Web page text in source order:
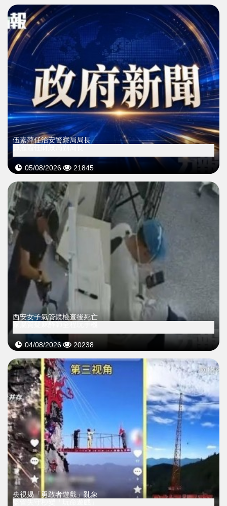
伍素萍任治安警察局局長
05/08/2026 21845
西安女子氣管鏡檢查後死亡
04/08/2026 20238
央視揭「勇敢者遊戲」亂象